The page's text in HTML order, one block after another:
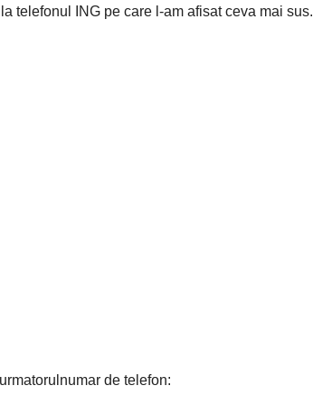
telefonul ING pe care l-am afisat ceva mai sus.
de telefon: